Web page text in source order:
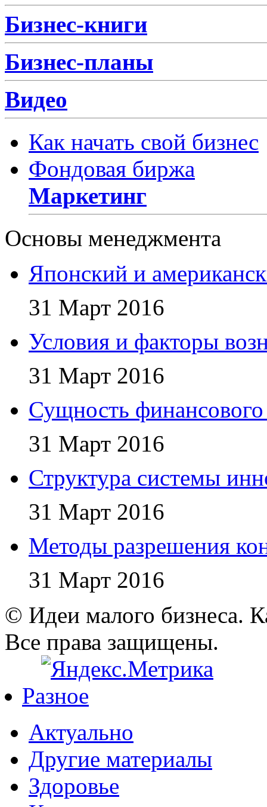
Бизнес-книги
Бизнес-планы
Видео
Как начать свой бизнес
Фондовая биржа
Маркетинг
Основы менеджмента
Японский и
31 Март 2016
Условия и факторы
31 Март 2016
Сущность
31 Март 2016
Структура системы
31 Март 2016
Методы разрешения
31 Март 2016
© Идеи малого бизнеса.
Все права защищены.
Разное
Актуально
Другие материалы
Здоровье